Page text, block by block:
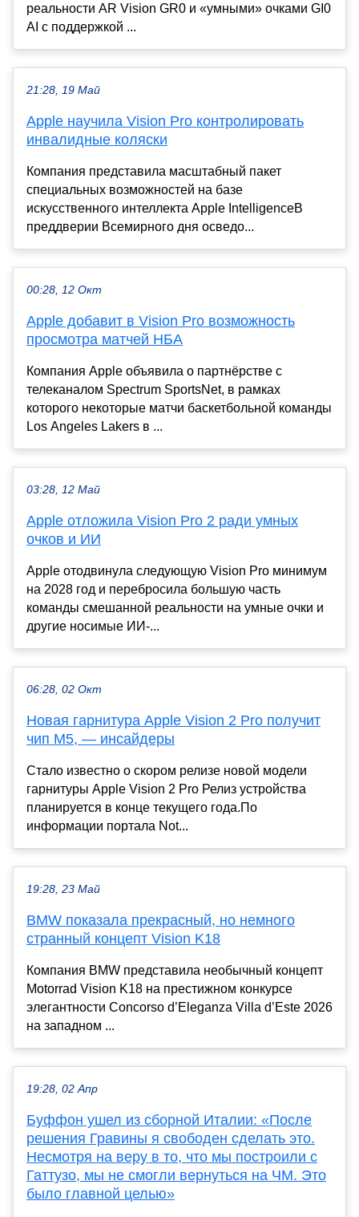
реальности AR Vision GR0 и «умными» очками GI0
AI с поддержкой ...
21:28, 19 Май
Apple научила Vision Pro контролировать
инвалидные коляски
Компания представила масштабный пакет
специальных возможностей на базе
искусственного интеллекта Apple IntelligenceВ
преддверии Всемирного дня осведо...
00:28, 12 Окт
Apple добавит в Vision Pro возможность
просмотра матчей НБА
Компания Apple объявила о партнёрстве с
телеканалом Spectrum SportsNet, в рамках
которого некоторые матчи баскетбольной команды
Los Angeles Lakers в ...
03:28, 12 Май
Apple отложила Vision Pro 2 ради умных
очков и ИИ
Apple отодвинула следующую Vision Pro минимум
на 2028 год и перебросила большую часть
команды смешанной реальности на умные очки и
другие носимые ИИ-...
06:28, 02 Окт
Новая гарнитура Apple Vision 2 Pro получит
чип М5, — инсайдеры
Стало известно о скором релизе новой модели
гарнитуры Apple Vision 2 Pro Релиз устройства
планируется в конце текущего года.По
информации портала Not...
19:28, 23 Май
BMW показала прекрасный, но немного
странный концепт Vision K18
Компания BMW представила необычный концепт
Motorrad Vision K18 на престижном конкурсе
элегантности Concorso d’Eleganza Villa d’Este 2026
на западном ...
19:28, 02 Апр
Буффон ушел из сборной Италии: «После
решения Гравины я свободен сделать это.
Несмотря на веру в то, что мы построили с
Гаттузо, мы не смогли вернуться на ЧМ. Это
было главной целью»